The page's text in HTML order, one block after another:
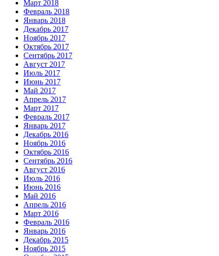
Март 2018
Февраль 2018
Январь 2018
Декабрь 2017
Ноябрь 2017
Октябрь 2017
Сентябрь 2017
Август 2017
Июль 2017
Июнь 2017
Май 2017
Апрель 2017
Март 2017
Февраль 2017
Январь 2017
Декабрь 2016
Ноябрь 2016
Октябрь 2016
Сентябрь 2016
Август 2016
Июль 2016
Июнь 2016
Май 2016
Апрель 2016
Март 2016
Февраль 2016
Январь 2016
Декабрь 2015
Ноябрь 2015